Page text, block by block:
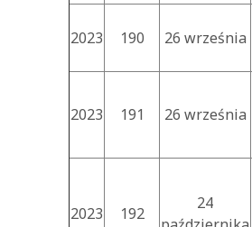
2023 190 26 września
2023 191 26 września
2023 192
24